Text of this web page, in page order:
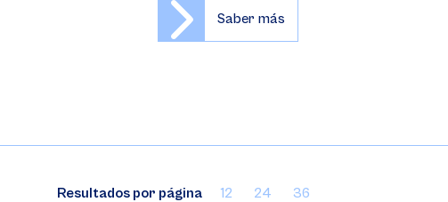
Saber más
Resultados por página 12 24 36